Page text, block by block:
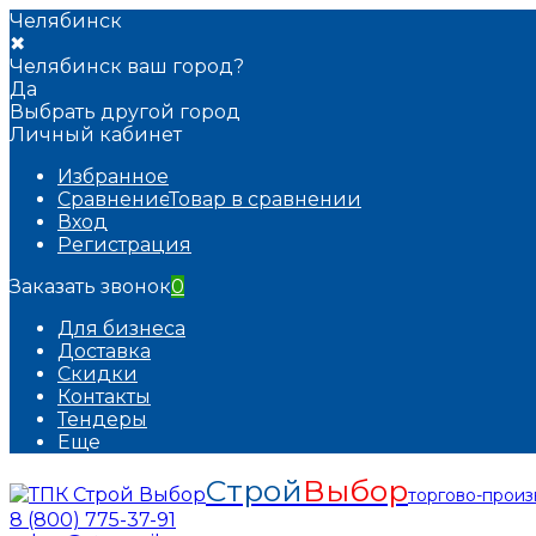
Челябинск
✖
Челябинск ваш город?
Да
Выбрать другой город
Личный кабинет
Избранное
СравнениеТовар в сравнении
Вход
Регистрация
Заказать звонок0
Для бизнеса
Доставка
Скидки
Контакты
Тендеры
Еще
Строй Выборторгово-
8 (800) 775-37-91